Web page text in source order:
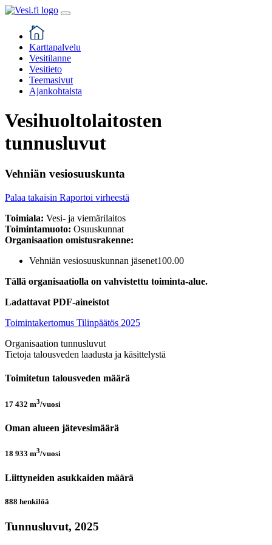
Karttapalvelu
Vesitilanne
Vesitieto
Teemasivut
Ajankohtaista
Vesihuoltolaitosten
tunnusluvut
Vehniän vesiosuuskunta
Palaa takaisin Raportoi virheestä
Toimiala: Vesi- ja viemärilaitos
Toimintamuoto: Osuuskunnat
Organisaation omistusrakenne:
Vehniän vesiosuuskunnan jäsenet100.00
Tällä organisaatiolla on vahvistettu toiminta-alue.
Ladattavat PDF-aineistot
Toimintakertomus Tilinpäätös 2025
Organisaation tunnusluvut
Tietoja talousveden laadusta ja käsittelystä
Toimitetun talousveden määrä
17 432 m3/vuosi
Oman alueen jätevesimäärä
18 933 m3/vuosi
Liittyneiden asukkaiden määrä
888 henkilöä
Tunnusluvut, 2025